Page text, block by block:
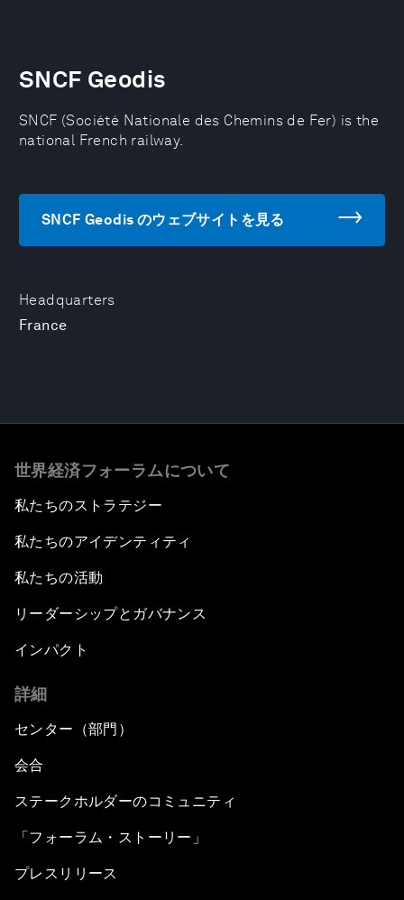
Headquarters
France
SNCF Geodis
SNCF (Société Nationale des Chemins de Fer) is the
national French railway.
SNCF Geodis のウェブサイトを見る
世界経済フォーラムについて
私たちのストラテジー
私たちのアイデンティティ
私たちの活動
リーダーシップとガバナンス
インパクト
詳細
センター（部門）
会合
ステークホルダーのコミュニティ
「フォーラム・ストーリー」
プレスリリース